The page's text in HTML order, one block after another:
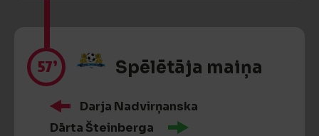
57’ Spēlētāja maiņa
Darja Nadvirņanska
Dārta Šteinberga